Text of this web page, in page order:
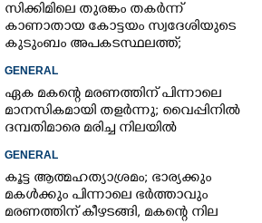
സിക്കിമിലെ തുരങ്കം തകർന്ന്
കാണാതായ കോട്ടയം സ്വദേശിയുടെ
കുടുംബം അപകടസ്ഥലത്ത്;
വിവരം
GENERAL
ഏക മകന്റെ മരണത്തിന് പിന്നാലെ
മാനസികമായി തളർന്നു; വൈപ്പിനിൽ
ദമ്പതിമാരെ മരിച്ച നിലയിൽ
GENERAL
കൂട്ട ആത്മഹത്യാശ്രമം; ഭാര്യക്കും
മകൾക്കും പിന്നാലെ ഭർത്താവും
മരണത്തിന് കീഴടങ്ങി, മകന്റെ നില